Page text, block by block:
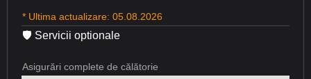
* Ultima actualizare: 05.08.2026
🛡 Servicii optionale
Asigurări complete de călătorie